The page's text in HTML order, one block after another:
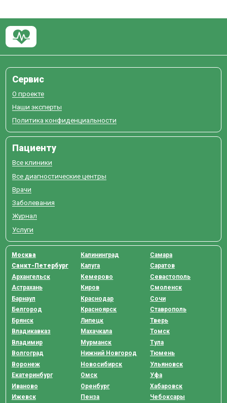
Сервис
О проекте
Наши эксперты
Политика конфиденциальности
Пациенту
Все клиники
Все диагностические центры
Врачи
Заболевания
Журнал
Услуги
Москва
Санкт-Петербург
Архангельск
Астрахань
Барнаул
Белгород
Брянск
Владикавказ
Владимир
Волгоград
Воронеж
Екатеринбург
Иваново
Ижевск
Калининград
Калуга
Кемерово
Киров
Краснодар
Красноярск
Липецк
Махачкала
Мурманск
Нижний Новгород
Новосибирск
Омск
Оренбург
Пенза
Самара
Саратов
Севастополь
Смоленск
Сочи
Ставрополь
Тверь
Томск
Тула
Тюмень
Ульяновск
Уфа
Хабаровск
Чебоксары